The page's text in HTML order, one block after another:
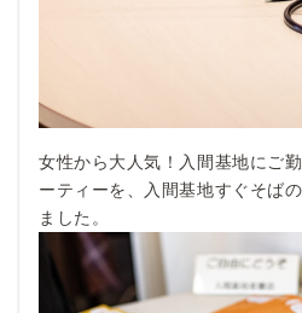
女性から大人気！入間基地にご
ーティーを、入間基地すぐそば
ました。